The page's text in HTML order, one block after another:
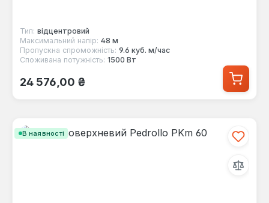
Тип: відцентровий
Максимальний напір: 48 м
Пропускна спроможність: 9.6 куб. м/час
Споживана потужність: 1500 Вт
Звичайна ціна:
24 576,00 ₴
В наявності